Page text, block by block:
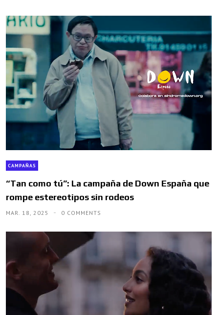
CAMPAÑAS
“Tan como tú”: La campaña de Down España que
rompe estereotipos sin rodeos
MAR. 18, 2025 0 COMMENTS